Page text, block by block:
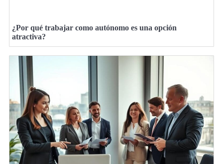
¿Por qué trabajar como autónomo es una opción
atractiva?